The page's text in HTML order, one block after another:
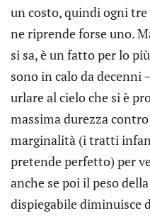
un costo, quindi ogni
ne riprende forse uno.
si sa, è un fatto per lo
sono in calo da decenni
urlare al cielo che si è
massima durezza
marginalità (i tratti
pretende perfetto) per
anche se poi il peso
dispiegabile diminuisce